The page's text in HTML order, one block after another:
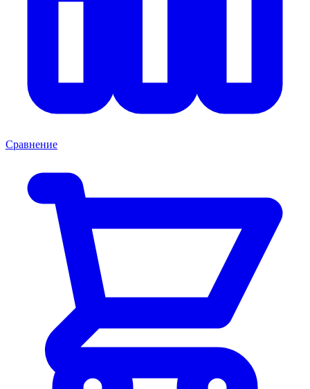
Сравнение